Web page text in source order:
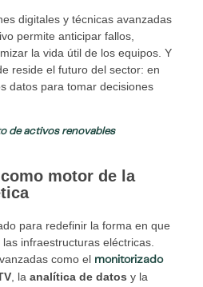
digitales y técnicas avanzadas
permite anticipar fallos,
la vida útil de los equipos. Y
reside el futuro del sector: en
datos para tomar decisiones
de activos renovables
motor de la
para redefinir la forma en que
infraestructuras eléctricas.
como el monitorizado
, laanalítica de datos y la